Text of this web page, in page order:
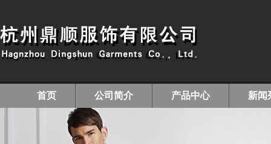
首页 公司简介 产品中心 新闻